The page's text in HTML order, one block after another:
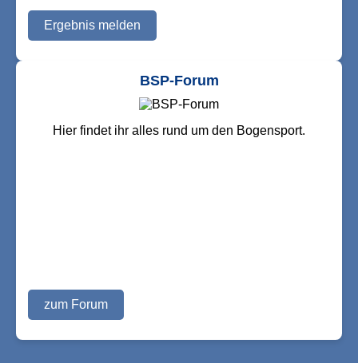
Ergebnis melden
BSP-Forum
Hier findet ihr alles rund um den Bogensport.
zum Forum